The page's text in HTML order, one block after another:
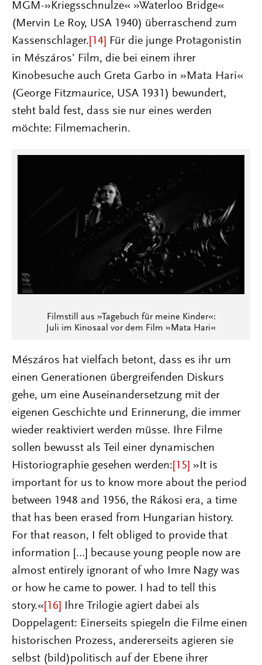
MGM-»Kriegsschnulze« »Waterloo Bridge«
(Mervin Le Roy, USA 1940) überraschend zum
Kassenschlager. [14] Für die junge Protagonistin
in Mészáros’ Film, die bei einem ihrer
Kinobesuche auch Greta Garbo in »Mata Hari«
(George Fitzmaurice, USA 1931) bewundert,
steht bald fest, dass sie nur eines werden
möchte: Filmemacherin.
Filmstill aus »Tagebuch für meine Kinder«:
Juli im Kinosaal vor dem Film »Mata Hari«
Mészáros hat vielfach betont, dass es ihr um
einen Generationen übergreifenden Diskurs
gehe, um eine Auseinandersetzung mit der
eigenen Geschichte und Erinnerung, die immer
wieder reaktiviert werden müsse. Ihre Filme
sollen bewusst als Teil einer dynamischen
Historiographie gesehen werden: [15] »It is
important for us to know more about the period
between 1948 and 1956, the Rákosi era, a time
that has been erased from Hungarian history.
For that reason, I felt obliged to provide that
information […] because young people now are
almost entirely ignorant of who Imre Nagy was
or how he came to power. I had to tell this
story.« [16]
Ihre Trilogie agiert dabei als
Doppelagent: Einerseits spiegeln die Filme einen
historischen Prozess, andererseits agieren sie
selbst (bild)politisch auf der Ebene ihrer